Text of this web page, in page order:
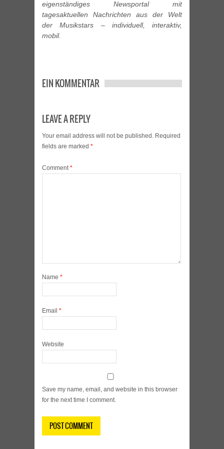
eigenständiges Newsportal mit
tagesaktuellen Nachrichten aus der Welt
der Musikstars – individuell, interaktiv,
mobil.
EIN KOMMENTAR
LEAVE A REPLY
Your email address will not be published. Required
fields are marked *
Comment*
Name *
Email *
Website
Save my name, email, and website in this browser
for the next time I comment.